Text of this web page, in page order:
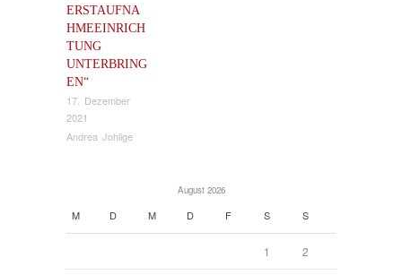
ERSTAUFNA
HMEEINRICH
TUNG
UNTERBRING
EN“
17. Dezember
2021
Andrea Johlige
August 2026
M D M D F S S
1 2